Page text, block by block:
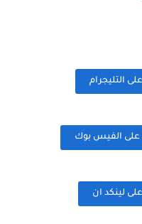
التليجرام
على الفيس بوك
لينكد ان